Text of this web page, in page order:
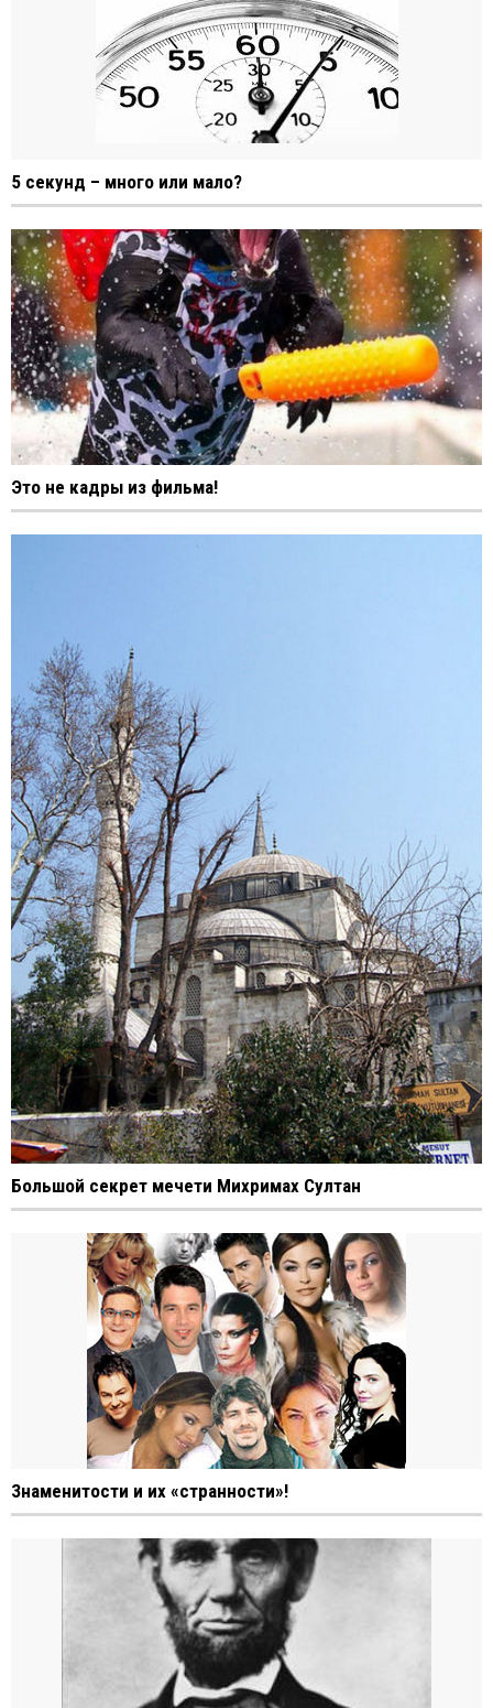
5 секунд – много или мало?
Это не кадры из фильма!
Большой секрет мечети Михримах Султан
Знаменитости и их «странности»!